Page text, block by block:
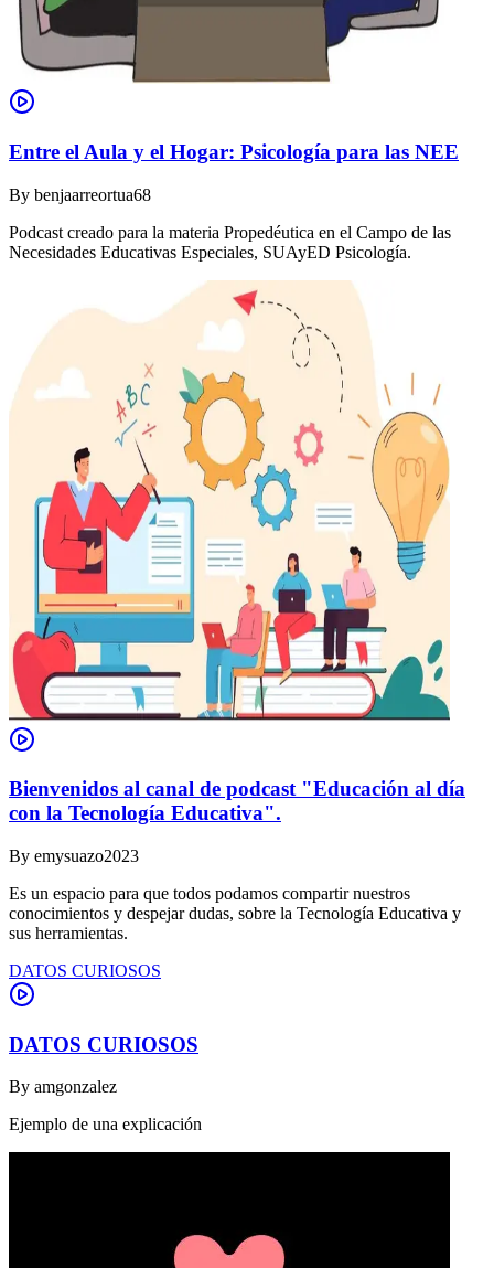
Entre el Aula y el Hogar: Psicología para las NEE
By benjaarreortua68
Podcast creado para la materia Propedéutica en el Campo de las
Necesidades Educativas Especiales, SUAyED Psicología.
Bienvenidos al canal de podcast "Educación al día
con la Tecnología Educativa".
By emysuazo2023
Es un espacio para que todos podamos compartir nuestros
conocimientos y despejar dudas, sobre la Tecnología Educativa y
sus herramientas.
DATOS CURIOSOS
DATOS CURIOSOS
By amgonzalez
Ejemplo de una explicación